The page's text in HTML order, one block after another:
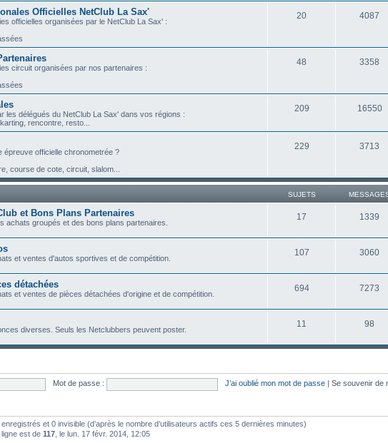
Officielles NetClub La Sax'
officielles organisées par le NetClub La Sax' :
20 4087
circuit organisées par nos partenaires :
48 3358
les délégués du NetClub La Sax' dans vos régions :
rencontre, resto...
209 16550
épreuve officielle chronometrée ?
course de cote, circuit, slalom...
229 3713
SUJETS
et Bons Plans Partenaires
achats groupés et des bons plans partenaires.
17 1339
et ventes d'autos sportives et de compétition.
107 3060
détachées
et ventes de pièces détachées d'origine et de compétition.
694 7273
diverses. Seuls les Netclubbers peuvent poster.
11 98
Mot de passe : J’ai oublié mon mot de passe Se souvenir de
et 0 invisible (d’après le nombre d’utilisateurs actifs ces 5 dernières minutes)
est de 117 , le lun. 17 févr. 2014, 12:05